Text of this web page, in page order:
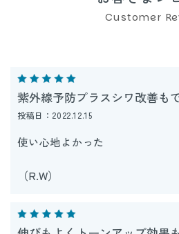
Customer
紫外線予防プラスシワ改善も
投稿日：2022.12.15
使い心地よかった
（R.W）